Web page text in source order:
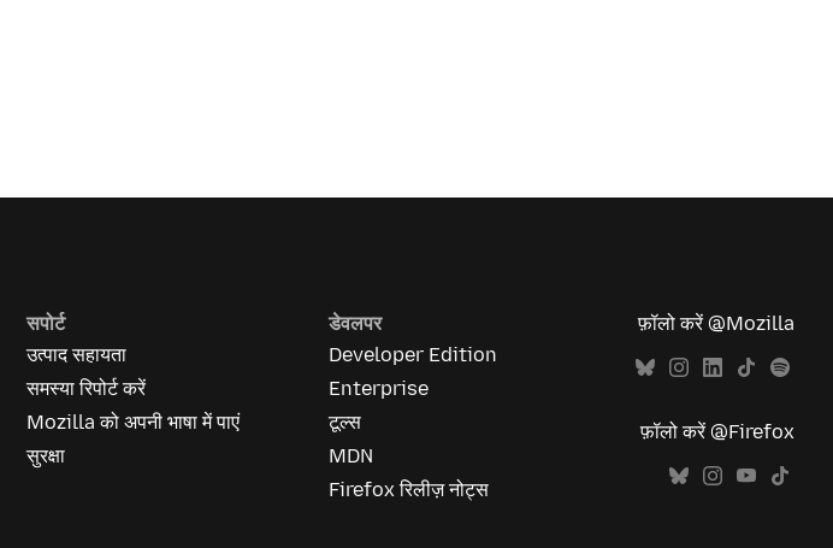
सपोर्ट
उत्पाद सहायता
समस्या रिपोर्ट करें
Mozilla को अपनी भाषा में पाएं
सुरक्षा
डेवलपर
Developer Edition
Enterprise
टूल्स
MDN
Firefox रिलीज़ नोट्स
फ़ॉलो करें @Mozilla
फ़ॉलो करें @Firefox